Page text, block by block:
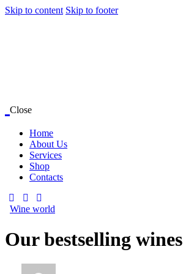
Skip to content Skip to footer
Close
Home
About Us
Services
Shop
Contacts
facebook-
twitter-
x
dribble-
new
instagram
Wine world
Our bestselling wines